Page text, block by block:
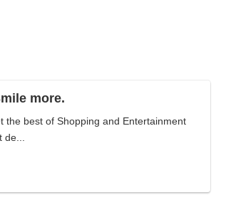
more.
the best of Shopping and Entertainment
de...